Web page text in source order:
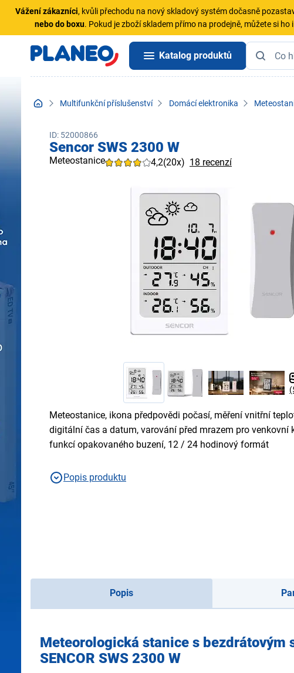
Vážení zákazníci, kvůli přechodu na nový skladový systém dočasně
nebo do boxu. Pokud je zboží skladem přímo na prodejně, můžete si ho
Katalog produktů
Multifunkční příslušenství Domácí elektronika
ID: 52000866
Sencor SWS 2300 W
Meteostanice 4,2(20x) 18 recenzí
Meteostanice, ikona předpovědi počasí, měření vnitřní
digitální čas a datum, varování před mrazem pro venkovní
funkcí opakovaného buzení, 12 / 24 hodinový formát
Popis produktu
Popis
Meteorologická stanice s bezdrátovým
SENCOR SWS 2300 W